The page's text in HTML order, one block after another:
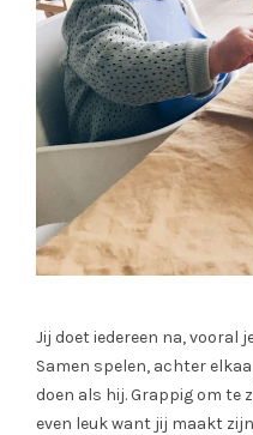
Jij doet iedereen na, vooral
Samen spelen, achter
doen als hij. Grappig om te
even leuk want jij maakt